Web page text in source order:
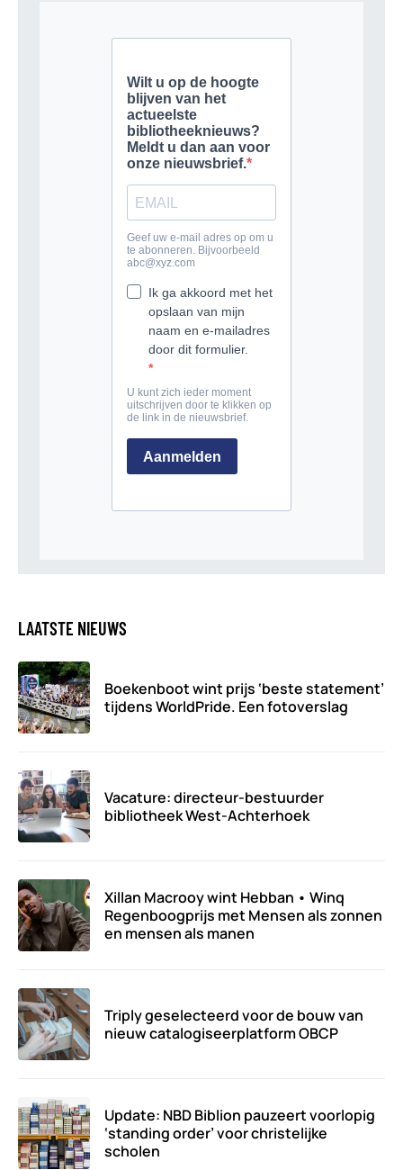
LAATSTE NIEUWS
Boekenboot wint prijs ‘beste statement’
tijdens WorldPride. Een fotoverslag
Vacature: directeur-bestuurder
bibliotheek West-Achterhoek
Xillan Macrooy wint Hebban • Winq
Regenboogprijs met Mensen als zonnen
en mensen als manen
Triply geselecteerd voor de bouw van
nieuw catalogiseerplatform OBCP
Update: NBD Biblion pauzeert voorlopig
‘standing order’ voor christelijke
scholen